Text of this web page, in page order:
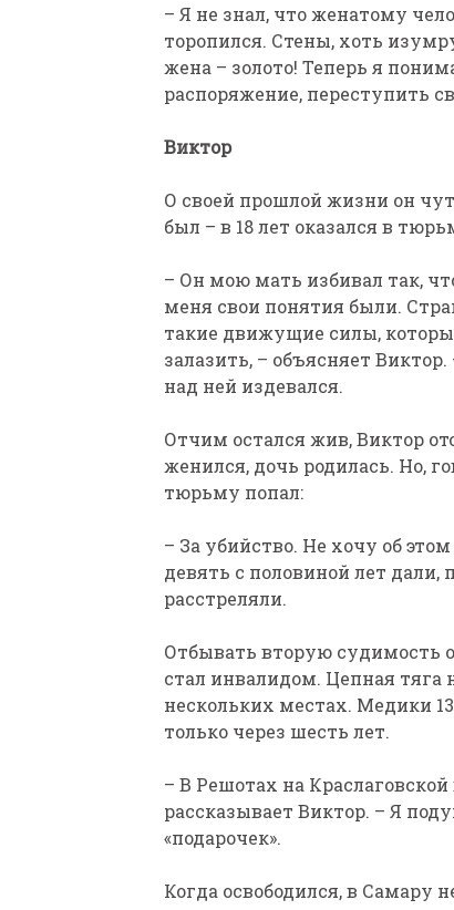
– Я не знал, что женатому
торопился. Стены, хоть
жена – золото! Теперь я
распоряжение, переступить
Виктор
О своей прошлой жизни он
был – в 18 лет оказался в
– Он мою мать избивал так,
меня свои понятия были.
такие движущие силы,
залазить, – объясняет
над ней издевался.
Отчим остался жив, Виктор
женился, дочь родилась. Но,
тюрьму попал:
– За убийство. Не хочу об
девять с половиной лет
расстреляли.
Отбывать вторую судимость
стал инвалидом. Цепная тяга
нескольких местах. Медики
только через шесть лет.
– В Решотах на
рассказывает Виктор. – Я
«подарочек».
Когда освободился, в Самару